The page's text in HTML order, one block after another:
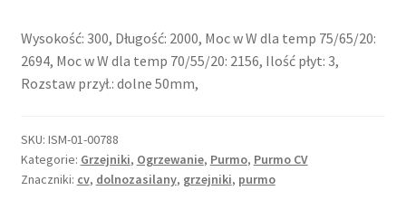
Wysokość: 300, Długość: 2000, Moc w W dla temp 75/65/20:
2694, Moc w W dla temp 70/55/20: 2156, Ilość płyt: 3,
Rozstaw przył.: dolne 50mm,
SKU: ISM-01-00788
Kategorie: Grzejniki, Ogrzewanie, Purmo, Purmo CV
Znaczniki: cv, dolnozasilany, grzejniki, purmo